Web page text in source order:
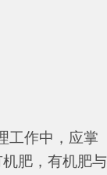
作中，应掌
肥，有机肥与